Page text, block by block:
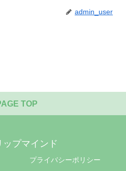
admin_user
TOP
ップマインド
プライバシーポリシー